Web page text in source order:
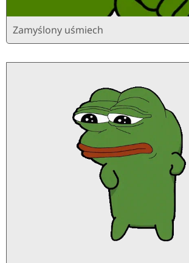
Zamyślony uśmiech